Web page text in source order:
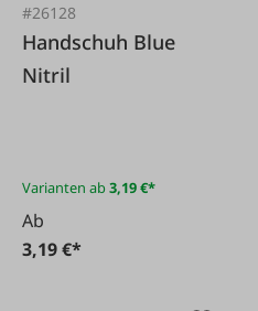
#26128
Handschuh Blue
Nitril
Varianten ab3,19 €*
Ab
3,19 €*